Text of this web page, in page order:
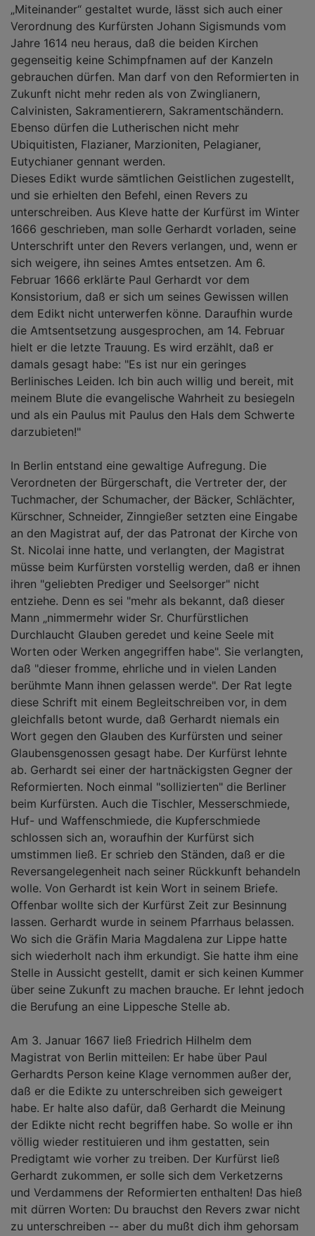
„Miteinander“ gestaltet wurde, lässt sich auch einer
Verordnung des Kurfürsten Johann Sigismunds vom
Jahre 1614 neu heraus, daß die beiden Kirchen
gegenseitig keine Schimpfnamen auf der Kanzeln
gebrauchen dürfen. Man darf von den Reformierten in
Zukunft nicht mehr reden als von Zwinglianern,
Calvinisten, Sakramentierern, Sakramentschändern.
Ebenso dürfen die Lutherischen nicht mehr
Ubiquitisten, Flazianer, Marzioniten, Pelagianer,
Eutychianer gennant werden.
Dieses Edikt wurde sämtlichen Geistlichen zugestellt,
und sie erhielten den Befehl, einen Revers zu
unterschreiben. Aus Kleve hatte der Kurfürst im Winter
1666 geschrieben, man solle Gerhardt vorladen, seine
Unterschrift unter den Revers verlangen, und, wenn er
sich weigere, ihn seines Amtes entsetzen. Am 6.
Februar 1666 erklärte Paul Gerhardt vor dem
Konsistorium, daß er sich um seines Gewissen willen
dem Edikt nicht unterwerfen könne. Daraufhin wurde
die Amtsentsetzung ausgesprochen, am 14. Februar
hielt er die letzte Trauung. Es wird erzählt, daß er
damals gesagt habe: "Es ist nur ein geringes
Berlinisches Leiden. Ich bin auch willig und bereit, mit
meinem Blute die evangelische Wahrheit zu besiegeln
und als ein Paulus mit Paulus den Hals dem Schwerte
darzubieten!"
In Berlin entstand eine gewaltige Aufregung. Die
Verordneten der Bürgerschaft, die Vertreter der, der
Tuchmacher, der Schumacher, der Bäcker, Schlächter,
Kürschner, Schneider, Zinngießer setzten eine Eingabe
an den Magistrat auf, der das Patronat der Kirche von
St. Nicolai inne hatte, und verlangten, der Magistrat
müsse beim Kurfürsten vorstellig werden, daß er ihnen
ihren "geliebten Prediger und Seelsorger" nicht
entziehe. Denn es sei "mehr als bekannt, daß dieser
Mann „nimmermehr wider Sr. Churfürstlichen
Durchlaucht Glauben geredet und keine Seele mit
Worten oder Werken angegriffen habe". Sie verlangten,
daß "dieser fromme, ehrliche und in vielen Landen
berühmte Mann ihnen gelassen werde". Der Rat legte
diese Schrift mit einem Begleitschreiben vor, in dem
gleichfalls betont wurde, daß Gerhardt niemals ein
Wort gegen den Glauben des Kurfürsten und seiner
Glaubensgenossen gesagt habe. Der Kurfürst lehnte
ab. Gerhardt sei einer der hartnäckigsten Gegner der
Reformierten. Noch einmal "sollizierten" die Berliner
beim Kurfürsten. Auch die Tischler, Messerschmiede,
Huf- und Waffenschmiede, die Kupferschmiede
schlossen sich an, woraufhin der Kurfürst sich
umstimmen ließ. Er schrieb den Ständen, daß er die
Reversangelegenheit nach seiner Rückkunft behandeln
wolle. Von Gerhardt ist kein Wort in seinem Briefe.
Offenbar wollte sich der Kurfürst Zeit zur Besinnung
lassen. Gerhardt wurde in seinem Pfarrhaus belassen.
Wo sich die Gräfin Maria Magdalena zur Lippe hatte
sich wiederholt nach ihm erkundigt. Sie hatte ihm eine
Stelle in Aussicht gestellt, damit er sich keinen Kummer
über seine Zukunft zu machen brauche. Er lehnt jedoch
die Berufung an eine Lippesche Stelle ab.
Am 3. Januar 1667 ließ Friedrich Hilhelm dem
Magistrat von Berlin mitteilen: Er habe über Paul
Gerhardts Person keine Klage vernommen außer der,
daß er die Edikte zu unterschreiben sich geweigert
habe. Er halte also dafür, daß Gerhardt die Meinung
der Edikte nicht recht begriffen habe. So wolle er ihn
völlig wieder restituieren und ihm gestatten, sein
Predigtamt wie vorher zu treiben. Der Kurfürst ließ
Gerhardt zukommen, er solle sich dem Verketzerns
und Verdammens der Reformierten enthalten! Das hieß
mit dürren Worten: Du brauchst den Revers zwar nicht
zu unterschreiben -- aber du mußt dich ihm gehorsam